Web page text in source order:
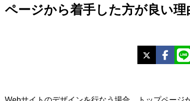
ページから着手した方が良い理